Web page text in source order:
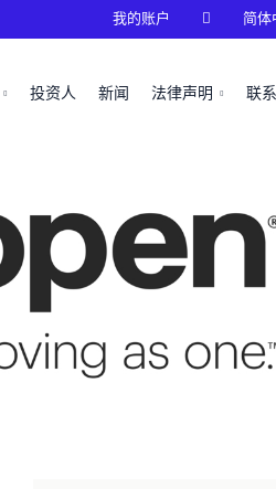
投资人 新闻 法律声明 联
我的账户  简体